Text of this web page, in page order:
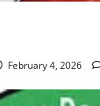
February 4, 2026